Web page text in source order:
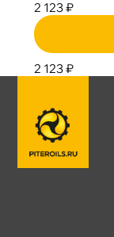
2 123 ₽
2 123 ₽